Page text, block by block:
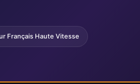
Français Haute Vitesse